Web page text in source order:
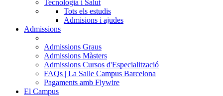
Tecnologia i Salut
Tots els estudis
Admisions i ajudes
Admissions
Admissions Graus
Admissions Màsters
Admissions Cursos d'Especialització
FAQs | La Salle Campus Barcelona
Pagaments amb Flywire
El Campus